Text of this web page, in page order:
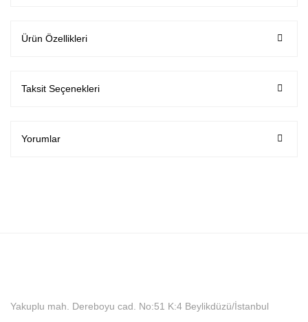
Ürün Özellikleri
Taksit Seçenekleri
Yorumlar
Yakuplu mah. Dereboyu cad. No:51 K:4 Beylikdüzü/İstanbul